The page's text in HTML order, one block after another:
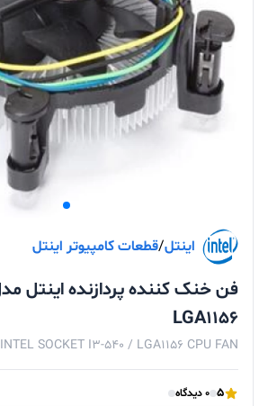
اینتل/قطعات کامپیوتر اینتل
LGA1156
INTEL SOCKET I3-540 / LGA1156 CPU FAN
5 0 دیدگاه